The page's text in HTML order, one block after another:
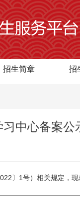
招生简章 招
中心备案公
〕1号）相关规定